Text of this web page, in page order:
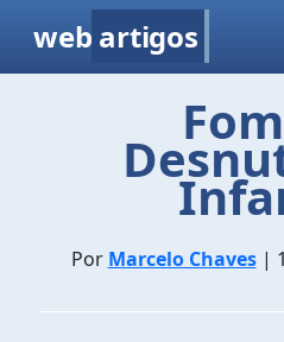
web artigos
Por Marcelo Chaves|